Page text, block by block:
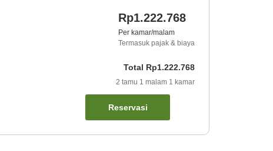
Rp1.222.768
Per kamar/malam
Termasuk pajak & biaya
Total Rp1.222.768
2 tamu 1 malam 1 kamar
Reservasi